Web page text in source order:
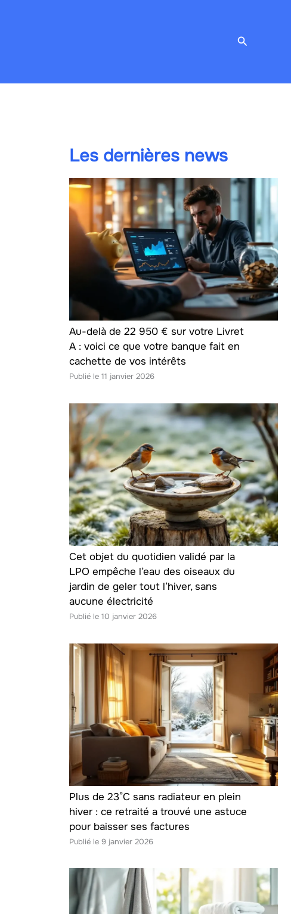
Les dernières news
Au-delà de 22 950 € sur votre Livret
A : voici ce que votre banque fait en
cachette de vos intérêts
11 janvier 2026
Cet objet du quotidien validé par la
LPO empêche l’eau des oiseaux du
jardin de geler tout l’hiver, sans
aucune électricité
10 janvier 2026
Plus de 23°C sans radiateur en plein
hiver : ce retraité a trouvé une astuce
pour baisser ses factures
9 janvier 2026